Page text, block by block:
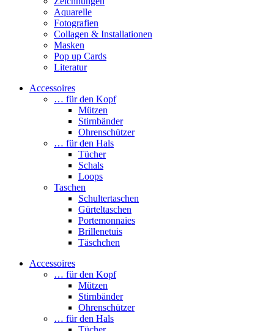
Aquarelle
Fotografien
Collagen & Installationen
Masken
Pop up Cards
Literatur
Accessoires
… für den Kopf
Mützen
Stirnbänder
Ohrenschützer
… für den Hals
Tücher
Schals
Loops
Taschen
Schultertaschen
Gürteltaschen
Portemonnaies
Brillenetuis
Täschchen
Accessoires
… für den Kopf
Mützen
Stirnbänder
Ohrenschützer
… für den Hals